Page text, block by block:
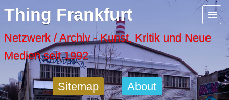
Thing Frankfurt
Netzwerk / Archiv - Kunst, Kritik und Neue
Medien seit 1992
Sitemap About
Menu
Artspaces
Cool Places
Frankfurt Diary